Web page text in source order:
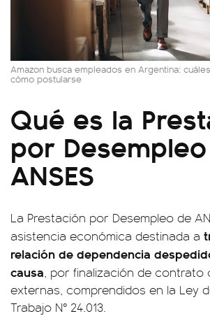
Amazon busca empleados en Argentina:
cómo postularse
Qué es la
por
ANSES
La Prestación por Desempleo de
asistencia económica destinada a
relación de dependencia
causa , por finalización de
externas, comprendidos en la Ley
Trabajo N° 24.013.